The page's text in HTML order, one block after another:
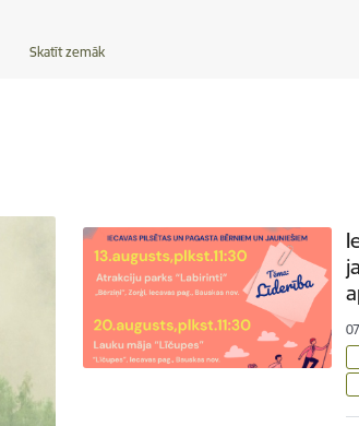
Skatīt zemāk